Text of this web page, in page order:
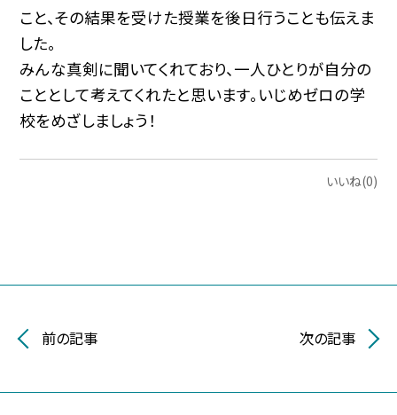
こと、その結果を受けた授業を後日行うことも伝えま
した。
みんな真剣に聞いてくれており、一人ひとりが自分の
こととして考えてくれたと思います。いじめゼロの学
校をめざしましょう！
いいね(0)
前の記事 次の記事